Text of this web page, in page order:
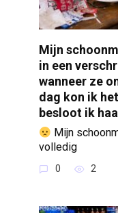
Mijn
in een
wanneer ze
dag kon ik
besloot ik
Mijn
volledig
0 2